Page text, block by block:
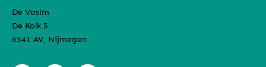
De Vasim
De Kolk 5
6541 AV, Nijmegen